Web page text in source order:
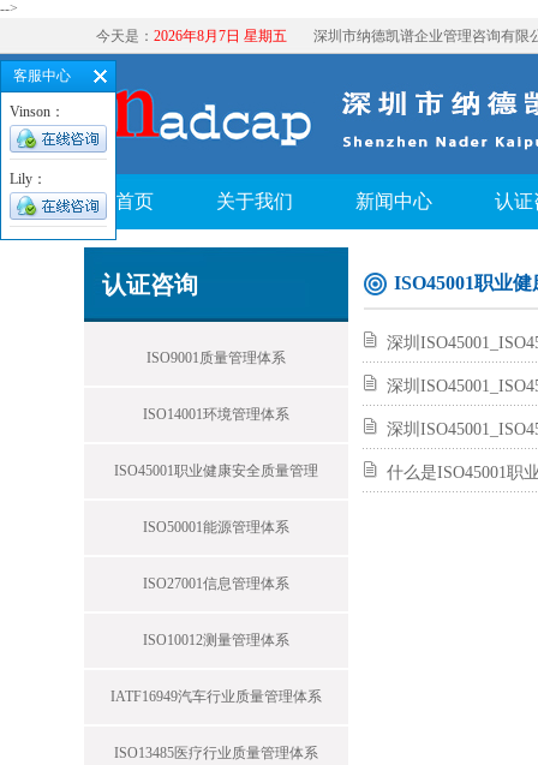
-->
今天是： 2026年8月7日 星期五 深圳市纳德凯谱企业管理咨询有限
首页 关于我们 新闻中心 认证
认证咨询
ISO9001质量管理体系
ISO14001环境管理体系
ISO45001职业健康安全质量管理
ISO50001能源管理体系
ISO27001信息管理体系
ISO10012测量管理体系
IATF16949汽车行业质量管理体系
ISO13485医疗行业质量管理体系
ISO45001职业
深圳
深圳
深圳
什么是ISO45001职
客服中心
Vinson：
Lily：